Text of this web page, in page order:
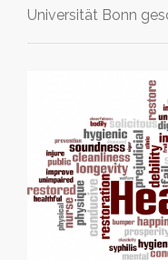
Universität Bonn